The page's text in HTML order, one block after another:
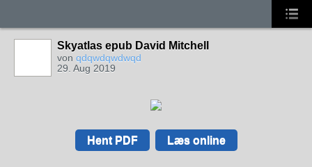
Skyatlas epub David Mitchell
von qdqwdqwdwqd
29. Aug 2019
Hent PDF Læs online